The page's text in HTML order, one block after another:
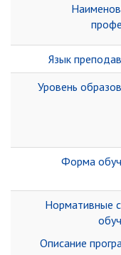
Язык
Уровень
Форма
Нормативные
Описание